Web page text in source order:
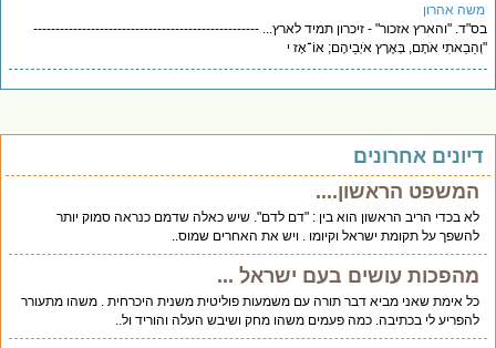
אהרון
"והארץ אזכור" - זיכרון תמיד לארץ... ---------------------------------------------------
אֹתָם, בְּאֶרֶץ אֹיְבֵיהֶם; אוֹ־אָז י
אחרונים
המשפט הראשון....
לא בכדי הריב הראשון הוא בין : "דם לדם". שיש כאלה שדמם כנראה סמוק יותר
להשפך על תקומת ישראל וקיומו . ויש את האחרים שמוס..
מהפכות עושים בעם ישראל ...
כל אימת שאני מביא דבר תורה עם משמעות פוליטית משנית היכרחית . משהו מתעורר
להפריע לי בכתיבה. כמה פעמים משהו מחק ושיבש העלה והוריד ול..